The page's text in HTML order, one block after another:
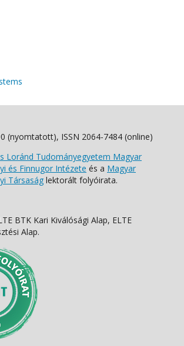
(nyomtatott), ISSN 2064-7484 (online)
Loránd Tudományegyetem Magyar
és Finnugor Intézete és a Magyar
Társaság lektorált folyóirata.
BTK Kari Kiválósági Alap, ELTE
Alap.